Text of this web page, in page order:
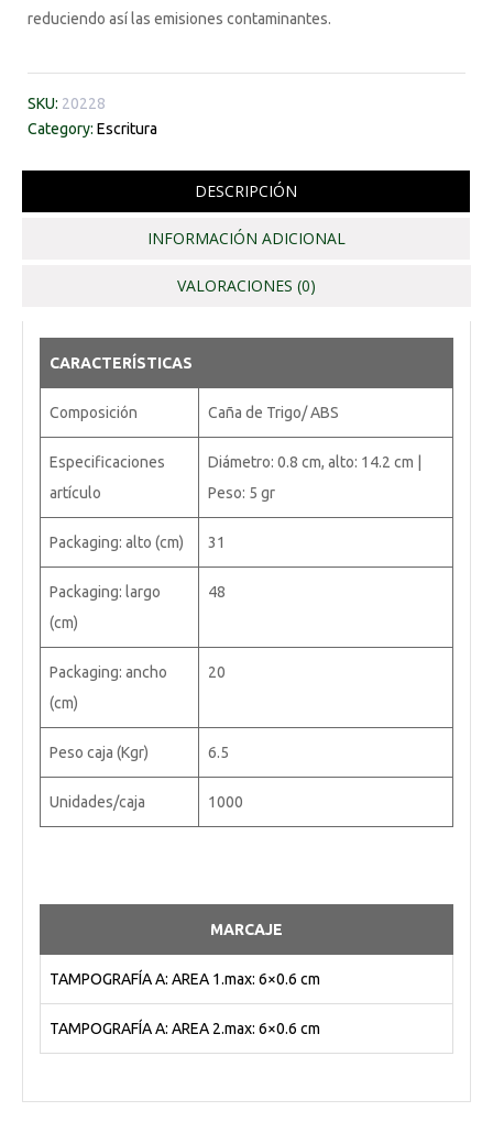
reduciendo así las emisiones contaminantes.
SKU: 20228
Category: Escritura
DESCRIPCIÓN
INFORMACIÓN ADICIONAL
VALORACIONES (0)
CARACTERÍSTICAS
Composición Caña de Trigo/ ABS
Especificaciones
artículo
Diámetro: 0.8 cm, alto: 14.2 cm |
Peso: 5 gr
Packaging: alto (cm) 31
Packaging: largo
(cm)
48
Packaging: ancho
(cm)
20
Peso caja (Kgr) 6.5
Unidades/caja 1000
MARCAJE
TAMPOGRAFÍA A: AREA 1.max: 6×0.6 cm
TAMPOGRAFÍA A: AREA 2.max: 6×0.6 cm